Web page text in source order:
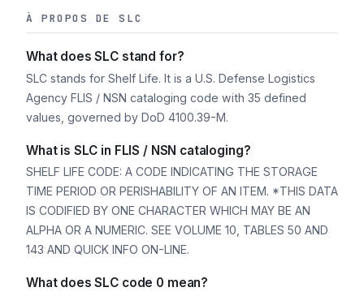
À PROPOS DE SLC
What does SLC stand for?
SLC stands for Shelf Life. It is a U.S. Defense Logistics
Agency FLIS / NSN cataloging code with 35 defined
values, governed by DoD 4100.39-M.
What is SLC in FLIS / NSN cataloging?
SHELF LIFE CODE: A CODE INDICATING THE STORAGE
TIME PERIOD OR PERISHABILITY OF AN ITEM. *THIS DATA
IS CODIFIED BY ONE CHARACTER WHICH MAY BE AN
ALPHA OR A NUMERIC. SEE VOLUME 10, TABLES 50 AND
143 AND QUICK INFO ON-LINE.
What does SLC code 0 mean?